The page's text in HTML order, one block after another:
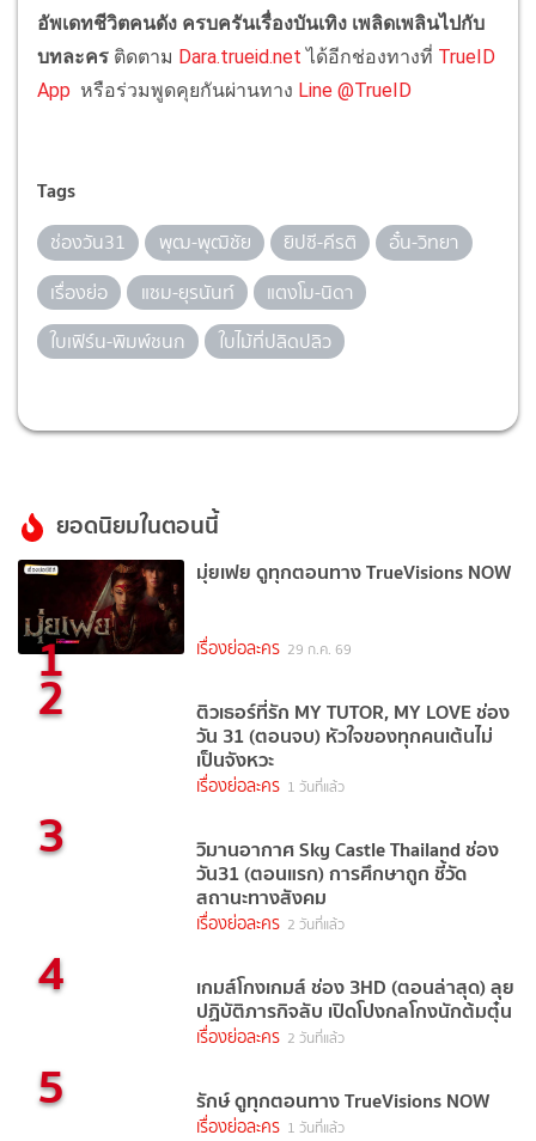
อัพเดทชีวิตคนดัง ครบครันเรื่องบันเทิง เพลิดเพลินไปกับ
บทละคร ติดตาม Dara.trueid.net ได้อีกช่องทางที่ TrueID
App หรือร่วมพูดคุยกันผ่านทาง Line @TrueID
Tags
ช่องวัน31 พุฒ-พุฒิชัย ยิปซี-คีรติ
อั๋น-วิทยา
เรื่องย่อ
แซม-ยุรนันท์
แตงโม-นิดา
ใบเฟิร์น-พิมพ์ชนก
ใบไม้ที่ปลิดปลิว
ยอดนิยมในตอนนี้
1
มุ่ยเฟย ดูทุกตอนทาง TrueVisions NOW
เรื่องย่อละคร 29 ก.ค. 69
2 ติวเธอร์ที่รัก MY TUTOR, MY LOVE ช่อง
วัน 31 (ตอนจบ) หัวใจของทุกคนเต้นไม่
เป็นจังหวะ
เรื่องย่อละคร 1 วันที่แล้ว
3 วิมานอากาศ Sky Castle Thailand ช่อง
วัน31 (ตอนแรก) การศึกษาถูก ชี้วัด
สถานะทางสังคม
เรื่องย่อละคร 2 วันที่แล้ว
4 เกมส์โกงเกมส์ ช่อง 3HD (ตอนล่าสุด) ลุย
ปฏิบัติภารกิจลับ เปิดโปงกลโกงนักต้มตุ๋น
เรื่องย่อละคร 2 วันที่แล้ว
5 รักษ์ ดูทุกตอนทาง TrueVisions NOW
เรื่องย่อละคร 1 วันที่แล้ว